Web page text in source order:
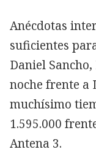
Anécdotas
suficientes
Daniel
noche frente a
muchísimo
1.595.000
Antena 3.